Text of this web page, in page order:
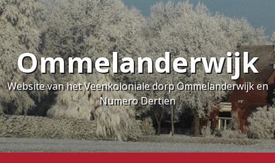
Ga
naar
de
inhoudOmmelanderwijk
Website van het Veenkoloniale dorp Ommelanderwijk en
Numero Dertien